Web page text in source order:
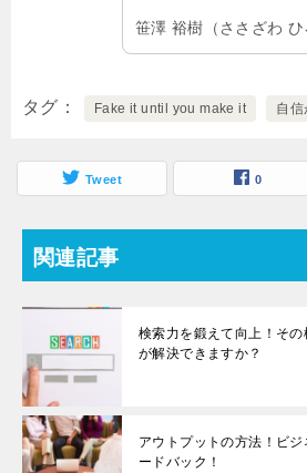
笹澤 裕樹（ささざわ ひ
タグ Fake it until you make it 自信
Tweet 0
関連記事
検索力を鍛えて向上！そ
が解決できますか？
アウトプットの方法！ビ
ードバック！